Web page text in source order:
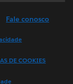
Fale conosco
DE COOKIES